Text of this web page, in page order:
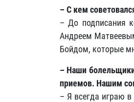
– С кем
– До подписания
Андреем
Бойдом, которые
– Наши
приемов. Нашим
– Я всегда играю